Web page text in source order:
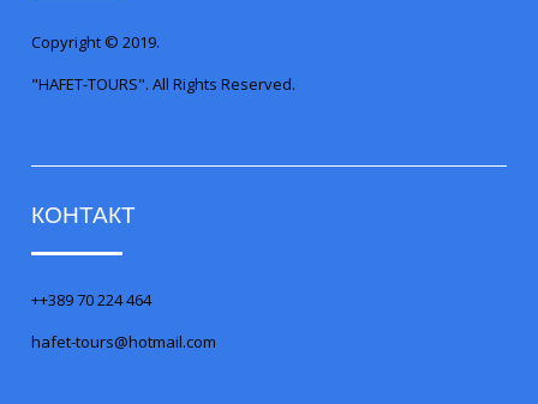
Copyright © 2019.
"HAFET-TOURS". All Rights Reserved.
КОНТАКТ
++389 70 224 464
hafet-tours@hotmail.com